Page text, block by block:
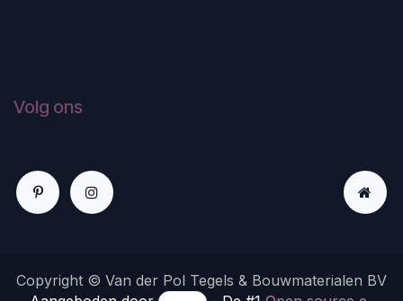
Volg ons
Copyright © Van der Pol Tegels & Bouwmaterialen BV